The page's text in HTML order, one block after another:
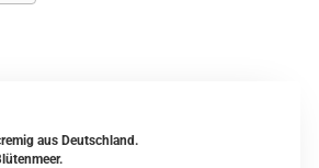
aus Deutschland.